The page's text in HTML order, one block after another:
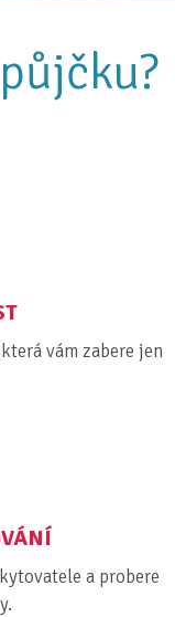
vám zabere jen
a probere